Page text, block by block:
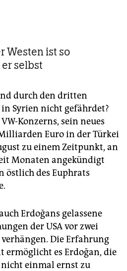
Westen ist so
selbst
durch den dritten
Syrien nicht gefährdet?
Konzerns, sein neues
Euro in der Türkei
zu einem Zeitpunkt, an
Monaten angekündigt
östlich des Euphrats
Erdoğans gelassene
der USA vor zwei
Die Erfahrung
ermöglicht es Erdoğan, die
einmal ernst zu